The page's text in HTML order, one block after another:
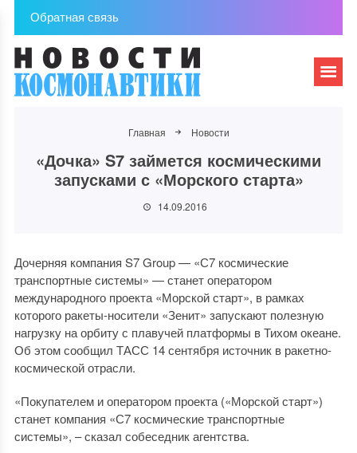
Обратная связь
Главная Новости
«Дочка» S7 займется космическими
запусками с «Морского старта»
14.09.2016
Дочерняя компания S7 Group — «С7 космические
транспортные системы» — станет оператором
международного проекта «Морской старт», в рамках
которого ракеты-носители «Зенит» запускают полезную
нагрузку на орбиту с плавучей платформы в Тихом океане.
Об этом сообщил ТАСС 14 сентября источник в ракетно-
космической отрасли.
«Покупателем и оператором проекта («Морской старт»)
станет компания «С7 космические транспортные
системы», – сказал собеседник агентства.